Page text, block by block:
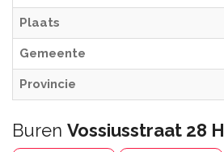
Plaats
Gemeente
Provincie
Buren Vossiusstraat 28 H